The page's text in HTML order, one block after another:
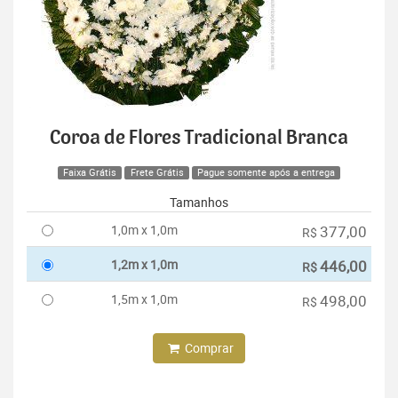
Coroa de Flores Tradicional Branca
Faixa Grátis Frete Grátis Pague somente após a entrega
Tamanhos
1,0m x 1,0m
R$ 377,00
1,2m x 1,0m R$446,00
1,5m x 1,0m R$ 498,00
Comprar